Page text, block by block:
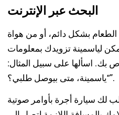
البحث عبر الإنترنت
بشكل دائم، أو من هواة
لياسمينة تزويدك بمعلومات
بك. اسألها على سبيل المثال:
“ياسمينة، متى بيوصل طلبي؟”.
لك سيارة أجرة بأوامر صوتية